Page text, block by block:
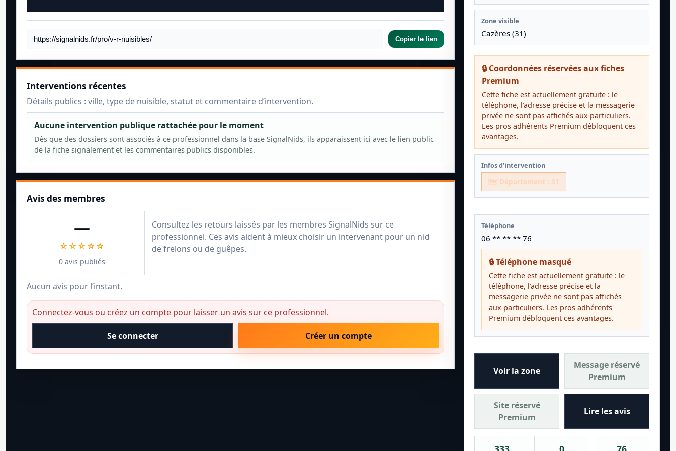
Copier le lien
Interventions récentes
Détails publics : ville, type de nuisible, statut et commentaire d’intervention.
Aucune intervention publique rattachée pour le moment
Dès que des dossiers sont associés à ce professionnel dans la base SignalNids, ils apparaissent ici avec le lien public
de la fiche signalement et les commentaires publics disponibles.
Avis des membres
—
☆☆☆☆☆
0 avis publiés
Consultez les retours laissés par les membres SignalNids sur ce
professionnel. Ces avis aident à mieux choisir un intervenant pour un nid
de frelons ou de guêpes.
Aucun avis pour l’instant.
Connectez-vous ou créez un compte pour laisser un avis sur ce professionnel.
Se connecter Créer un compte
Zone visible
Cazères (31)
🔒 Coordonnées réservées aux fiches
Premium
Cette fiche est actuellement gratuite : le
téléphone, l’adresse précise et la messagerie
privée ne sont pas affichés aux particuliers.
Les pros adhérents Premium débloquent ces
avantages.
Infos d’intervention
🗺️ Département : 31
Téléphone
06 ** ** ** 76
🔒 Téléphone masqué
Cette fiche est actuellement gratuite : le
téléphone, l’adresse précise et la
messagerie privée ne sont pas affichés
aux particuliers. Les pros adhérents
Premium débloquent ces avantages.
Voir la zone
Message réservé
Premium
Site réservé
Premium
Lire les avis